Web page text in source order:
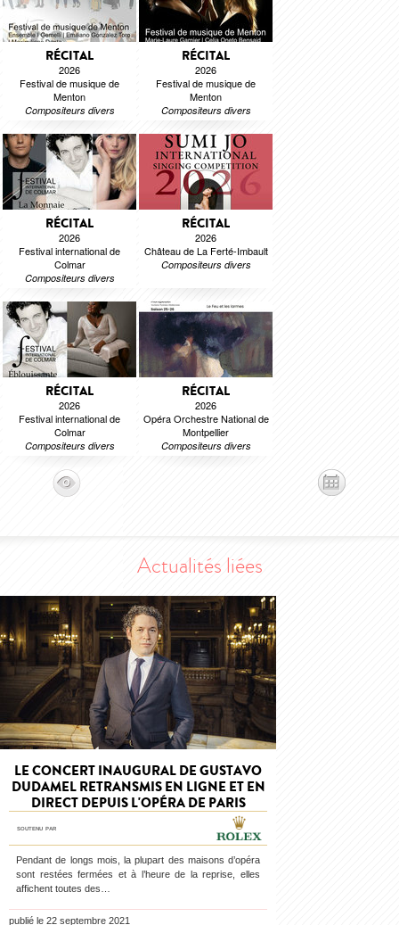
RÉCITAL
2026
Festival de musique de
Menton
Compositeurs divers
RÉCITAL
2026
Festival de musique de
Menton
Compositeurs divers
RÉCITAL
2026
Festival international de
Colmar
Compositeurs divers
RÉCITAL
2026
Château de La Ferté-Imbault
Compositeurs divers
RÉCITAL
2026
Festival international de
Colmar
Compositeurs divers
RÉCITAL
2026
Opéra Orchestre National de
Montpellier
Compositeurs divers
Actualités liées
LE CONCERT INAUGURAL DE GUSTAVO
DUDAMEL RETRANSMIS EN LIGNE ET EN
DIRECT DEPUIS L'OPÉRA DE PARIS
soutenu par
Pendant de longs mois, la plupart des maisons d’opéra
sont restées fermées et à l’heure de la reprise, elles
affichent toutes des…
publié le 22 septembre 2021